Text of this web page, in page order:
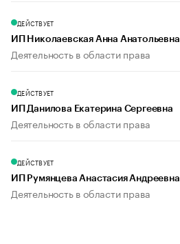
ДЕЙСТВУЕТ
ИП Николаевская Анна Анатольевна
Деятельность в области права
ДЕЙСТВУЕТ
ИП Данилова Екатерина Сергеевна
Деятельность в области права
ДЕЙСТВУЕТ
ИП Румянцева Анастасия Андреевна
Деятельность в области права